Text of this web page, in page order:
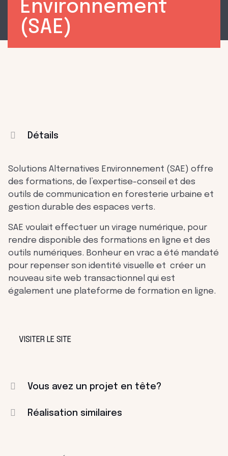
Environnement
(SAE)
Détails
Solutions Alternatives Environnement (SAE) offre
des formations, de l’expertise-conseil et des
outils de communication en foresterie urbaine et
gestion durable des espaces verts.
SAE voulait effectuer un virage numérique, pour
rendre disponible des formations en ligne et des
outils numériques. Bonheur en vrac a été mandaté
pour repenser son identité visuelle et créer un
nouveau site web transactionnel qui est
également une plateforme de formation en ligne.
VISITER LE SITE
Vous avez un projet en tête?
Réalisation similaires